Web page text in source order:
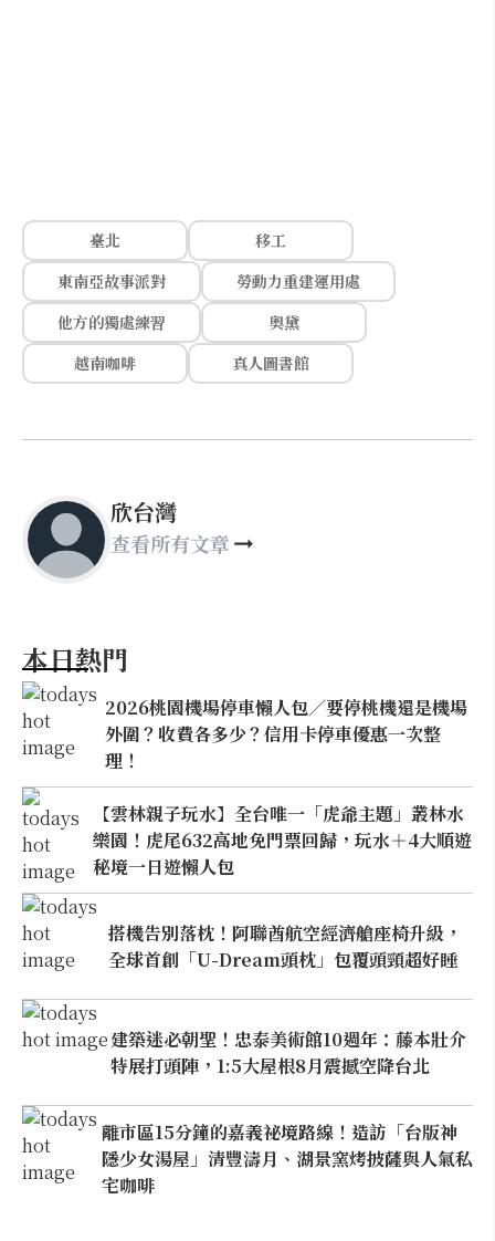
臺北
移工
東南亞故事派對
勞動力重建運用處
他方的獨處練習
奧黛
越南咖啡
真人圖書館
欣台灣
查看所有文章
本日熱門
2026桃園機場停車懶人包／要停桃機還是機場
外圍？收費各多少？信用卡停車優惠一次整
理！
【雲林親子玩水】全台唯一「虎爺主題」叢林水
樂園！虎尾632高地免門票回歸，玩水＋4大順遊
秘境一日遊懶人包
搭機告別落枕！阿聯酋航空經濟艙座椅升級，
全球首創「U-Dream頭枕」包覆頭頸超好睡
建築迷必朝聖！忠泰美術館10週年：藤本壯介
特展打頭陣，1:5大屋根8月震撼空降台北
離市區15分鐘的嘉義祕境路線！造訪「台版神
隱少女湯屋」清豐濤月、湖景窯烤披薩與人氣私
宅咖啡